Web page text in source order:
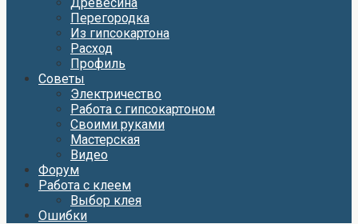
Перегородка
Из гипсокартона
Расход
Профиль
Советы
Электричество
Работа с гипсокартоном
Своими руками
Мастерская
Видео
Форум
Работа с клеем
Выбор клея
Ошибки